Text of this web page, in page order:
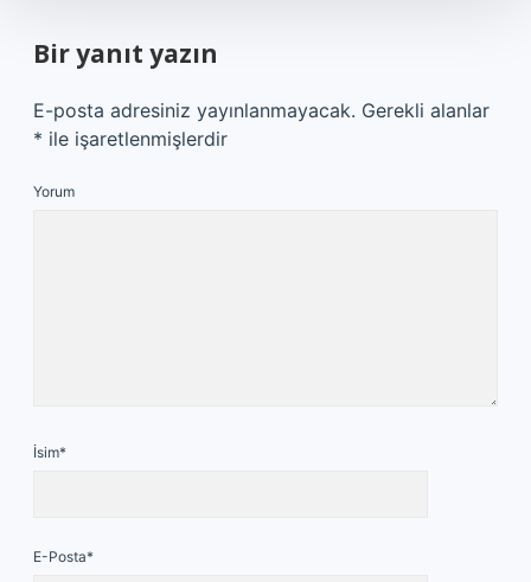
Bir yanıt yazın
E-posta adresiniz yayınlanmayacak. Gerekli alanlar
* ile işaretlenmişlerdir
Yorum
İsim*
E-Posta*